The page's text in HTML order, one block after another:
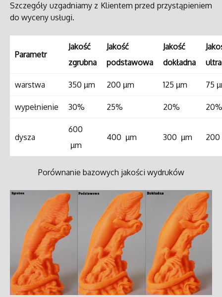
Szczegóły uzgadniamy z Klientem przed przystąpieniem
do wyceny usługi.
Parametr
Jakość
zgrubna
Jakość
podstawowa
Jakość
dokładna
warstwa 350 µm 200 µm 125 µm 75
wypełnienie 30% 25% 20% 20%
dysza
600
µm
400 µm 300 µm 200
Porównanie bazowych jakości wydruków